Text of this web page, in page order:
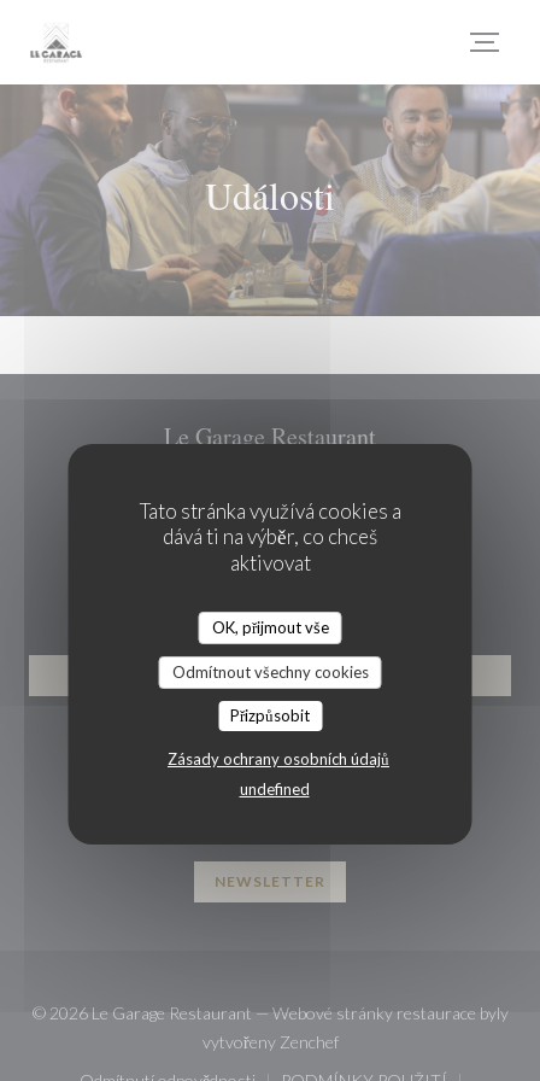
Tato stránka využívá cookies a
dává ti na výběr, co chceš
aktivovat
OK, přijmout vše
Odmítnout všechny cookies
Přizpůsobit
Zásady ochrany osobních údajů
undefined
Události
Le Garage Restaurant
04 72 61 29 79
REZERVOVAT STŮL
Facebook ((otevře se v novém
Instagram ((otevře se v
NEWSLETTER
© 2026 Le Garage Restaurant — Webové stránky restaurace byly
vytvořeny Zenchef((otevře se v novém okně))